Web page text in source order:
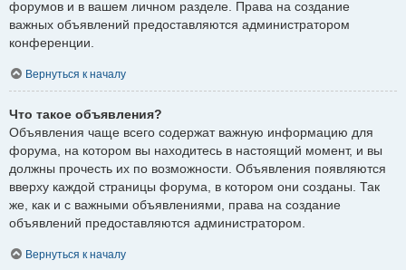
форумов и в вашем личном разделе. Права на создание
важных объявлений предоставляются администратором
конференции.
Вернуться к началу
Что такое объявления?
Объявления чаще всего содержат важную информацию для
форума, на котором вы находитесь в настоящий момент, и вы
должны прочесть их по возможности. Объявления появляются
вверху каждой страницы форума, в котором они созданы. Так
же, как и с важными объявлениями, права на создание
объявлений предоставляются администратором.
Вернуться к началу